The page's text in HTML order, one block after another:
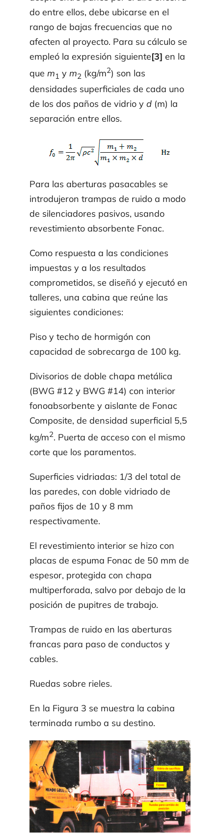
do entre ellos, debe ubicarse en el
rango de bajas frecuencias que no
afec­ten al proyecto. Para su cálculo se
empleó la expresión siguiente[3] en la
que m1 y m2 (kg/m2) son las
densidades superficiales de cada uno
de los dos paños de vidrio y d(m) la
separación entre ellos.
Para las aberturas pasacables se
introdujeron trampas de ruido a modo
de silenciado­res pasivos, usando
revestimiento absorbente Fonac.
Como respuesta a las condiciones
impuestas y a los resultados
comprometidos, se diseñó y ejecutó en
talleres, una cabina que reúne las
siguientes condiciones:
Piso y techo de hormigón con
capacidad de sobrecarga de 100 kg.
Divisorios de doble chapa metálica
(BWG #12 y BWG #14) con interior
fonoab­sor­bente y aislante de Fonac
Composite, de densidad superficial 5,5
kg/m2. Puerta de acceso con el mismo
corte que los paramentos.
Superficies vidriadas: 1/3 del total de
las paredes, con doble vidriado de
paños fijos de 10 y 8 mm
respectivamente.
El revestimiento interior se hizo con
placas de espuma Fonac de 50 mm de
espesor, protegida con chapa
multiperforada, salvo por debajo de la
posición de pupitres de trabajo.
Trampas de ruido en las aberturas
francas para paso de conductos y
cables.
Ruedas sobre rieles.
En la Figura 3 se muestra la cabina
terminada rumbo a su destino.